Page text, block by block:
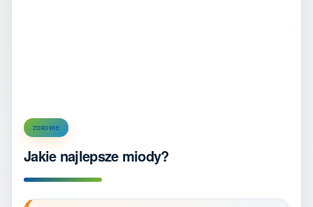
ZDROWIE
Jakie najlepsze miody?